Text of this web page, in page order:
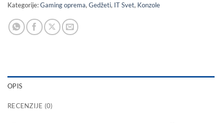
Kategorije:Gaming oprema, Gedžeti, IT Svet, Konzole
OPIS
RECENZIJE (0)